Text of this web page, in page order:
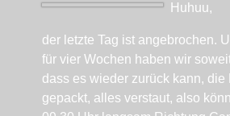
Huhuu,
der letzte Tag ist angebrochen.
für vier Wochen haben wir
dass es wieder zurück kann, die
gepackt, alles verstaut, also